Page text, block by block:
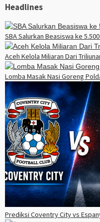
Headlines
SBA Salurkan Beasiswa ke
Aceh Kelola Miliaran Dari
Lomba Masak Nasi Goreng
Prediksi Coventry City vs